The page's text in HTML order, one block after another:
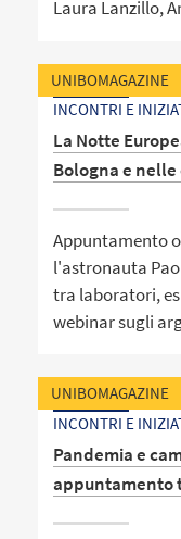
Laura Lanzillo,
UNIBOMAGAZINE
INCONTRI E
La Notte
Bologna e
Appuntamento
l'astronauta
tra laboratori,
webinar sugli
UNIBOMAGAZINE
INCONTRI E
Pandemia e
appuntamento